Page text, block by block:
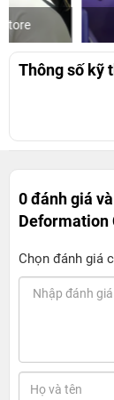
Thông số kỹ
0 đánh giá
Deformation
Chọn đánh giá